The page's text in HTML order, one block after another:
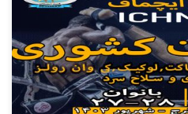
کمیته ایچماف, مسابقات
تیم ایران جهت مسابقات
رده های سنی در دو بخش
بانوان و آقایان از ۲۷ شهریور تا ۳۰ شهریور ۱۴۰۳ در استان البرز